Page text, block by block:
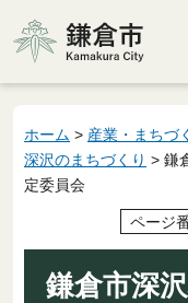
鎌倉市
ホーム > 産業・まちづ
深沢のまちづくり > 鎌
定委員会
ページ
鎌倉市深